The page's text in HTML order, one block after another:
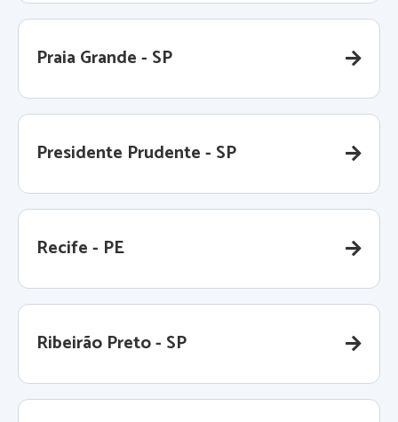
Praia Grande - SP
Presidente Prudente - SP
Recife - PE
Ribeirão Preto - SP